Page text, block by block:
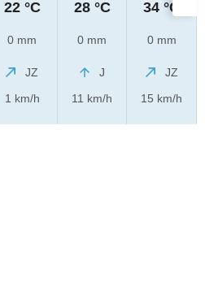
22 °C
0 mm
JZ
1 km/h
28 °C
0 mm
J
11 km/h
34 °C
0 mm
JZ
15 km/h